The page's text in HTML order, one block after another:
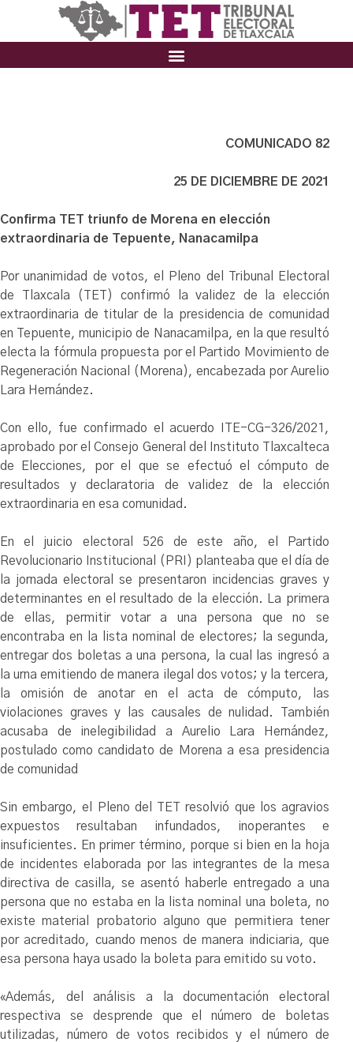
COMUNICADO 82
25 DE DICIEMBRE DE 2021
Confirma TET triunfo de Morena en elección
extraordinaria de Tepuente, Nanacamilpa
Por unanimidad de votos, el Pleno del Tribunal Electoral
de Tlaxcala (TET) confirmó la validez
de la elección
extraordinaria de titular de la presidencia de comunidad
en Tepuente, municipio de Nanacamilpa, en la que resultó
electa la fórmula propuesta por el Partido Movimiento de
Regeneración Nacional (Morena), encabezada por Aurelio
Lara Hernández.
Con ello, fue confirmado el acuerdo ITE-CG-326/2021,
aprobado por el Consejo General del Instituto Tlaxcalteca
de Elecciones, por el que se efectuó el cómputo de
resultados y declaratoria de validez de la elección
extraordinaria en esa comunidad.
En el juicio electoral 526 de este año, el Partido
Revolucionario Institucional (PRI) planteaba que el día de
la jornada electoral se presentaron incidencias graves y
determinantes en el resultado de la elección. La primera
de ellas, permitir votar a una persona que no se
encontraba en la lista nominal de electores; la segunda,
entregar dos boletas a una persona, la cual las ingresó a
la urna emitiendo de manera ilegal dos votos; y la tercera,
la omisión de anotar en el acta de cómputo, las
violaciones graves y las causales de nulidad. También
acusaba de inelegibilidad a Aurelio Lara Hernández,
postulado como candidato de Morena a esa presidencia
de comunidad
Sin embargo, el Pleno del TET resolvió que los agravios
expuestos resultaban infundados, inoperantes e
insuficientes. En primer término, porque si bien en la hoja
de incidentes elaborada por las integrantes de la mesa
directiva de casilla, se asentó haberle entregado a una
persona que no estaba en la lista nominal una boleta, no
existe material probatorio alguno que permitiera tener
por acreditado, cuando menos de manera indiciaria, que
esa persona haya usado la boleta para emitido su voto.
«Además, del análisis a la documentación electoral
respectiva se desprende que el número de boletas
utilizadas, número de votos recibidos y el número de